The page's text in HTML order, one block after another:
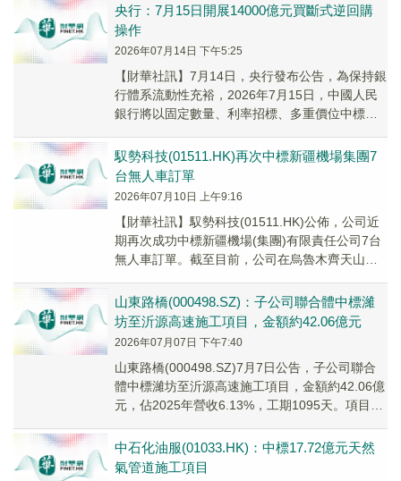
央行：7月15日開展14000億元買斷式逆回購
操作
2026年07月14日 下午5:25
【財華社訊】7月14日，央行發布公告，為保持銀
行體系流動性充裕，2026年7月15日，中國人民
銀行將以固定數量、利率招標、多重價位中標方
馭勢科技(01511.HK)再次中標新疆機場集團7
台無人車訂單
2026年07月10日 上午9:16
【財華社訊】馭勢科技(01511.HK)公佈，公司近
期再次成功中標新疆機場(集團)有限責任公司7台
無人車訂單。截至目前，公司在烏魯木齊天山國
山東路橋(000498.SZ)：子公司聯合體中標濰
坊至沂源高速施工項目，金額約42.06億元
2026年07月07日 下午7:40
山東路橋(000498.SZ)7月7日公告，子公司聯合
體中標濰坊至沂源高速施工項目，金額約42.06億
元，佔2025年營收6.13%，工期1095天。項目尚
中石化油服(01033.HK)：中標17.72億元天然
氣管道施工項目